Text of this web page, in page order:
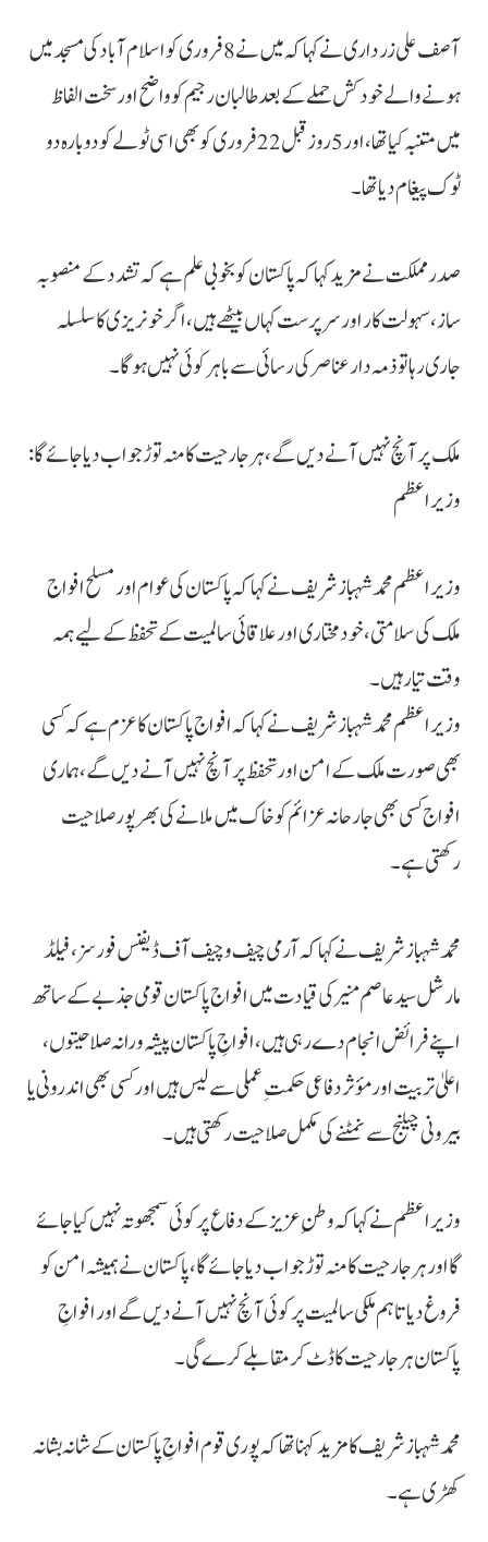
آصف علی زرداری نے کہا کہ میں نے 8 فروری کو اسلام آباد کی مسجد میں
ہونے والے خودکش حملے کے بعد طالبان رجیم کو واضح اور سخت الفاظ
میں متنبہ کیا تھا، اور 5 روز قبل 22 فروری کو بھی اسی ٹولے کو دوبارہ دو
ٹوک پیغام دیا تھا۔
صدر مملکت نے مزید کہا کہ پاکستان کو بخوبی علم ہے کہ تشدد کے منصوبہ
ساز، سہولت کار اور سرپرست کہاں بیٹھے ہیں، اگر خونریزی کا سلسلہ
جاری رہا تو ذمہ دار عناصر کی رسائی سے باہر کوئی نہیں ہوگا۔
ملک پر آنچ نہیں آنے دیں گے، ہر جارحیت کا منہ توڑ جواب دیا جائے گا:
وزیراعظم
وزیراعظم محمد شہبازشریف نے کہا کہ پاکستان کی عوام اور مسلح افواج
ملک کی سلامتی، خودمختاری اور علاقائی سالمیت کے تحفظ کے لیے ہمہ
وقت تیار ہیں۔
وزیراعظم محمد شہبازشریف نے کہا کہ افواج پاکستان کا عزم ہے کہ کسی
بھی صورت ملک کے امن اور تحفظ پر آنچ نہیں آنے دیں گے، ہماری
افواج کسی بھی جارحانہ عزائم کو خاک میں ملانے کی بھرپور صلاحیت
رکھتی ہے۔
محمد شہبازشریف نے کہا کہ آرمی چیف و چیف آف ڈیفنس فورسز، فیلڈ
مارشل سید عاصم منیر کی قیادت میں افواج پاکستان قومی جذبے کے ساتھ
اپنے فرائض انجام دے رہی ہیں، افواجِ پاکستان پیشہ ورانہ صلاحیتوں،
اعلیٰ تربیت اور مؤثر دفاعی حکمتِ عملی سے لیس ہیں اور کسی بھی اندرونی یا
بیرونی چیلنج سے نمٹنے کی مکمل صلاحیت رکھتی ہیں۔
وزیراعظم نے کہا کہ وطنِ عزیز کے دفاع پر کوئی سمجھوتہ نہیں کیا جائے
گا اور ہر جارحیت کا منہ توڑ جواب دیا جائے گا، پاکستان نے ہمیشہ امن کو
فروغ دیا تاہم ملکی سالمیت پر کوئی آنچ نہیں آنے دیں گے اور افواجِ
پاکستان ہر جارحیت کا ڈٹ کر مقابلے کرے گی۔
محمد شہبازشریف کا مزید کہنا تھا کہ پوری قوم افواجِ پاکستان کے شانہ بشانہ
کھڑی ہے۔